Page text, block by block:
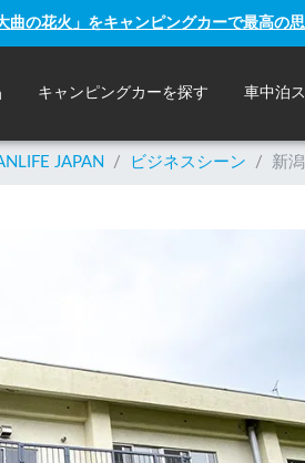
曲の花火」をキャンピングカーで最高の
キャンピングカーを探す 車中泊
JAPAN / ビジネスシーン / 新